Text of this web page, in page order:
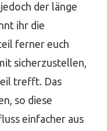
der länge
ihr die
ferner euch
sicherzustellen,
trefft. Das
so diese
einfacher aus